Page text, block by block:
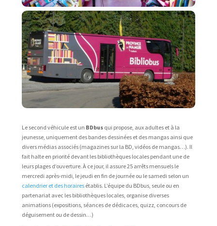
Le second véhicule est un BDbus qui propose, aux adultes et à la
jeunesse, uniquement des bandes dessinées et des mangas ainsi que
divers médias associés (magazines sur la BD, vidéos de mangas…). Il
fait halte en priorité devant les bibliothèques locales pendant une de
leurs plages d’ouverture. À ce jour, il assure 25 arrêts mensuels le
mercredi après-midi, le jeudi en fin de journée ou le samedi selon un
calendrier et des horaires établis. L’équipe du BDbus, seule ou en
partenariat avec les bibliothèques locales, organise diverses
animations (expositions, séances de dédicaces, quizz, concours de
déguisement ou de dessin…)